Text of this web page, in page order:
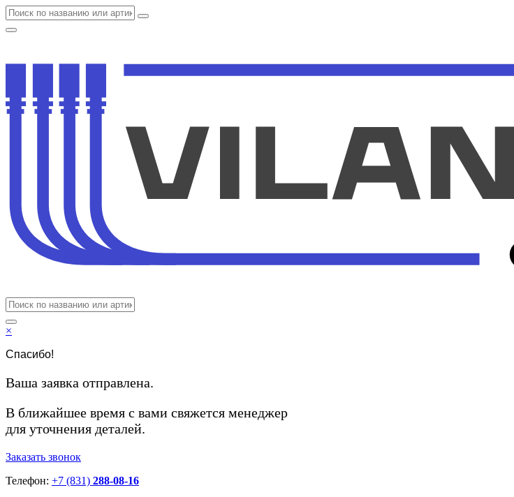
×
Спасибо!
Ваша заявка отправлена.
В ближайшее время с вами свяжется менеджер
для уточнения деталей.
Заказать звонок
Телефон: +7 (831) 288-08-16